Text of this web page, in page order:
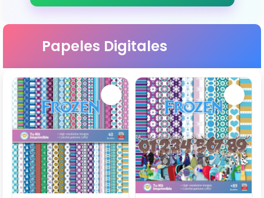
Papeles Digitales